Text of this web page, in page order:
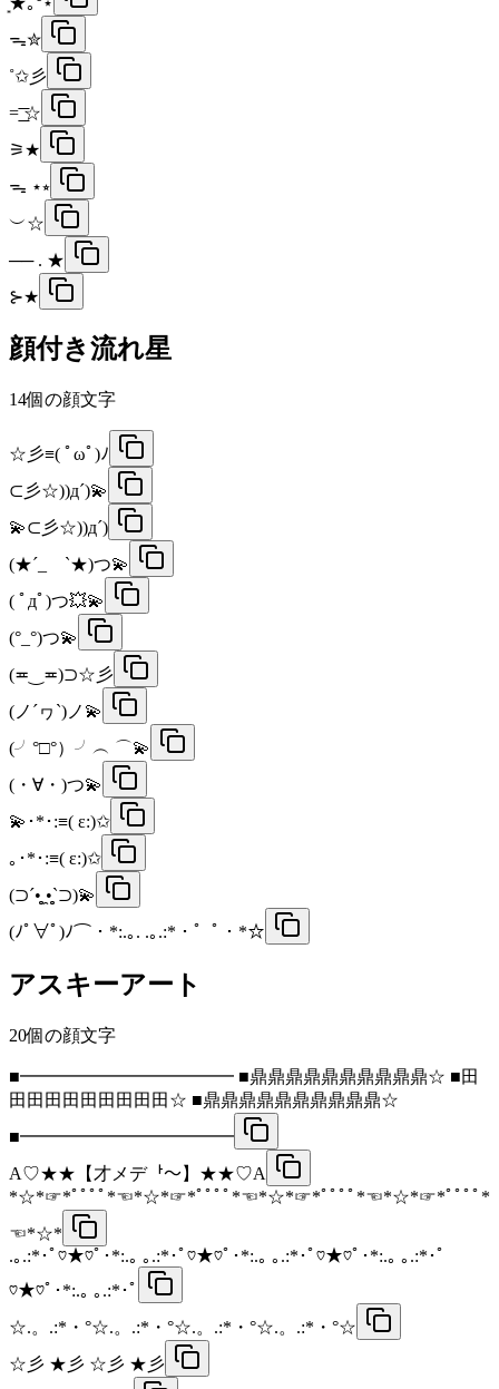
ᯓ✮
˚✩彡
=͟͟͞͞ ☆
⚞★
ᯓ ⋆⭒
︶☆
── . ★
⊱★
顔付き流れ星
14個の顔文字
☆彡≡( ﾟωﾟ)ﾉ
⊂彡☆))д´)💫
💫⊂彡☆))д´)
(★´_ゝ`★)つ💫
( ﾟдﾟ)つ💥💫
(°_°)つ💫
(≖‿≖)⊃☆彡
(ノ´ヮ`)ノ💫
(╯°□°）╯︵ ⌒💫
(・∀・)つ💫
💫･*･:≡( ε:)✩
｡･*･:≡( ε:)✩
(⊃´•̥̥̥̥ ̯•̥̥̥̥`⊃)💫
(ﾉﾟ∀ﾟ)ﾉ⌒・*:.｡. .｡.:*・゜ﾟ・*☆
アスキーアート
20個の顔文字
■━━━━━━━━━━━━ ■鼎鼎鼎鼎鼎鼎鼎鼎鼎鼎☆ ■田
田田田田田田田田田☆ ■鼎鼎鼎鼎鼎鼎鼎鼎鼎鼎☆
■━━━━━━━━━━━━
A♡★★【才メデᅡ～】★★♡A
*☆*☞*ﾟﾟﾟﾟ*☜*☆*☞*ﾟﾟﾟﾟ*☜*☆*☞*ﾟﾟﾟﾟ*☜*☆*☞*ﾟﾟﾟﾟ*
☜*☆*
.｡.:*･ﾟ♡★♡ﾟ･*:.｡ ｡.:*･ﾟ♡★♡ﾟ･*:.｡ ｡.:*･ﾟ♡★♡ﾟ･*:.｡ ｡.:*･ﾟ
♡★♡ﾟ･*:.｡ ｡.:*･ﾟ
☆.。.:*・°☆.。.:*・°☆.。.:*・°☆.。.:*・°☆
☆彡 ★彡 ☆彡 ★彡